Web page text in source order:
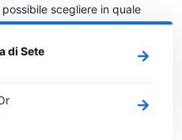
scegliere in quale
l'auto.
di Sete